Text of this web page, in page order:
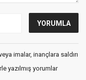
imalar, inançlara saldırı
yazılmış yorumlar